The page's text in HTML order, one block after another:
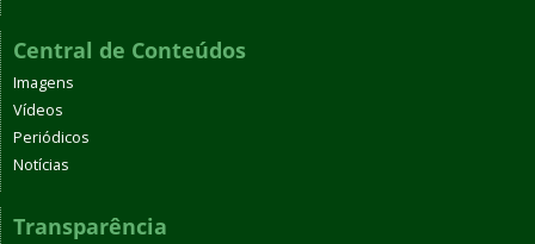
Central de Conteúdos
Imagens
Vídeos
Periódicos
Notícias
Transparência